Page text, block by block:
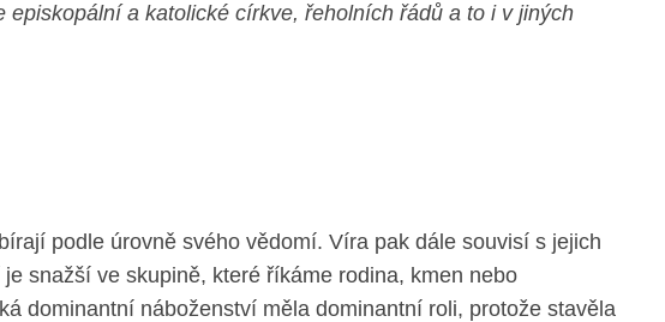
a katolické církve, řeholních řádů a to i v jiných
podle úrovně svého vědomí. Víra pak dále souvisí s jejich
snažší ve skupině, které říkáme rodina, kmen nebo
dominantní náboženství měla dominantní roli, protože stavěla